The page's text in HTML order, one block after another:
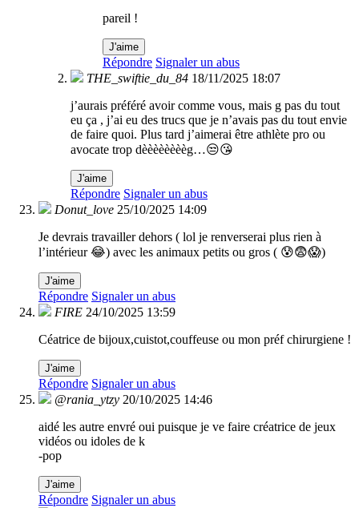
pareil !
J'aime
Répondre Signaler un abus
THE_swiftie_du_84 18/11/2025 18:07
j’aurais préféré avoir comme vous, mais g pas du tout
eu ça , j’ai eu des trucs que je n’avais pas du tout envie
de faire quoi. Plus tard j’aimerai être athlète pro ou
avocate trop dèèèèèèèèg…😒😘
J'aime
Répondre Signaler un abus
Donut_love 25/10/2025 14:09
Je devrais travailler dehors ( lol je renverserai plus rien à
l’intérieur 😂) avec les animaux petits ou gros ( 😰😨😱)
J'aime
Répondre Signaler un abus
FIRE 24/10/2025 13:59
Céatrice de bijoux,cuistot,couffeuse ou mon préf chirurgiene !
J'aime
Répondre Signaler un abus
@rania_ytzy 20/10/2025 14:46
aidé les autre envré oui puisque je ve faire créatrice de jeux
vidéos ou idoles de k
-pop
J'aime
Répondre Signaler un abus